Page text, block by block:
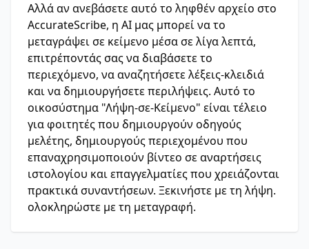
Αλλά αν ανεβάσετε αυτό το ληφθέν αρχείο στο
AccurateScribe, η AI μας μπορεί να το
μεταγράψει σε κείμενο μέσα σε λίγα λεπτά,
επιτρέποντάς σας να διαβάσετε το
περιεχόμενο, να αναζητήσετε λέξεις-κλειδιά
και να δημιουργήσετε περιλήψεις. Αυτό το
οικοσύστημα "Λήψη-σε-Κείμενο" είναι τέλειο
για φοιτητές που δημιουργούν οδηγούς
μελέτης, δημιουργούς περιεχομένου που
επαναχρησιμοποιούν βίντεο σε αναρτήσεις
ιστολογίου και επαγγελματίες που χρειάζονται
πρακτικά συναντήσεων. Ξεκινήστε με τη λήψη.
ολοκληρώστε με τη μεταγραφή.